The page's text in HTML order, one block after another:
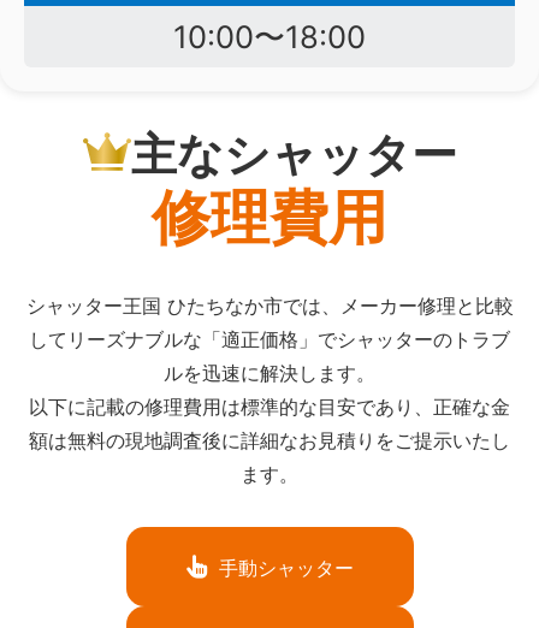
10:00〜18:00
主なシャッター
修理費用
シャッター王国 ひたちなか市では、メーカー修理と比較
してリーズナブルな「適正価格」でシャッターのトラブ
ルを迅速に解決します。
以下に記載の修理費用は標準的な目安であり、正確な金
額は無料の現地調査後に詳細なお見積りをご提示いたし
ます。
手動シャッター